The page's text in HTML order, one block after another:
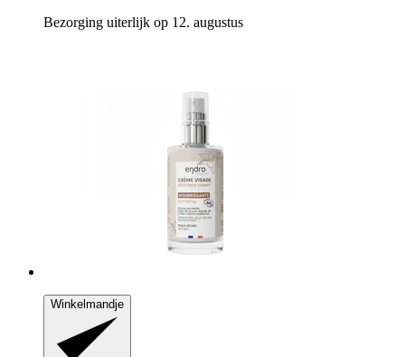
Bezorging uiterlijk op 12. augustus
Winkelmandje